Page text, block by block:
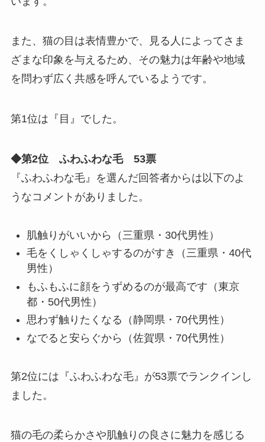
また、猫の目は表情豊かで、見る人によってさま
ざまな印象を与えるため、その魅力は年齢や地域
を問わず広く共感を呼んでいるようです。
第1位は『目』でした。
◆第2位 ふわふわな毛 53票
『ふわふわな毛』を選んだ回答者からは以下のよ
うなコメントがありました。
肌触りがいいから（三重県・30代男性）
毛をくしゃくしゃするのがすき（三重県・40代
男性）
もふもふに顔をうずめるのが最高です（東京
都・50代男性）
思わず触りたくなる（静岡県・70代男性）
なでると安らぐから（佐賀県・70代男性）
第2位には『ふわふわな毛』が53票でランクインし
ました。
猫の毛の柔らかさや肌触りの良さに魅力を感じる